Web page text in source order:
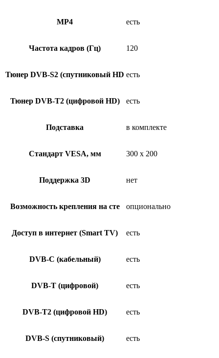
MP4 есть
Частота кадров (Гц) 120
Тюнер DVB-S2 (спутниковый HD есть
Тюнер DVB-T2 (цифровой HD) есть
Подставка в комплекте
Стандарт VESA, мм 300 x 200
Поддержка 3D нет
Возможность крепления на сте опционально
Доступ в интернет (Smart TV) есть
DVB-C (кабельный) есть
DVB-T (цифровой) есть
DVB-T2 (цифровой HD) есть
DVB-S (спутниковый) есть